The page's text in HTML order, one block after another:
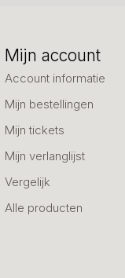
Mijn account
Account informatie
Mijn bestellingen
Mijn tickets
Mijn verlanglijst
Vergelijk
Alle producten